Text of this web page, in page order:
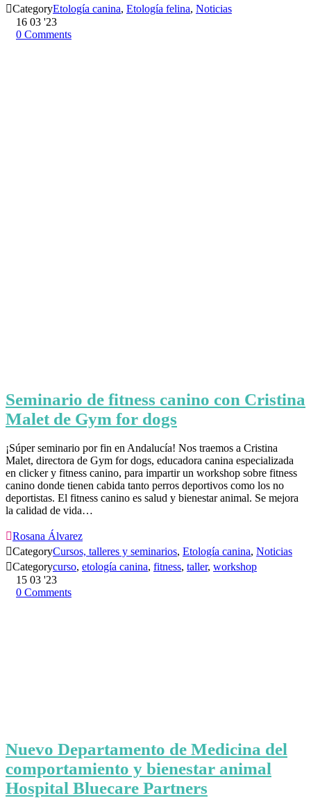
CategoryEtología canina, Etología felina, Noticias
16 03 '23
0 Comments
Seminario de fitness canino con Cristina
Malet de Gym for dogs
¡Súper seminario por fin en Andalucía! Nos traemos a Cristina
Malet, directora de Gym for dogs, educadora canina especializada
en clicker y fitness canino, para impartir un workshop sobre fitness
canino donde tienen cabida tanto perros deportivos como los no
deportistas. El fitness canino es salud y bienestar animal. Se mejora
la calidad de vida…
Rosana Álvarez
CategoryCursos, talleres y seminarios, Etología canina, Noticias
Categorycurso, etología canina, fitness, taller, workshop
15 03 '23
0 Comments
Nuevo Departamento de Medicina del
comportamiento y bienestar animal
Hospital Bluecare Partners